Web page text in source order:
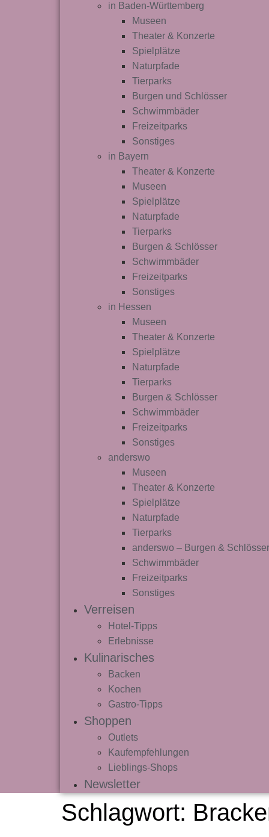
in Baden-Württemberg
Museen
Theater & Konzerte
Spielplätze
Naturpfade
Tierparks
Burgen und Schlösser
Schwimmbäder
Freizeitparks
Sonstiges
in Bayern
Theater & Konzerte
Museen
Spielplätze
Naturpfade
Tierparks
Burgen & Schlösser
Schwimmbäder
Freizeitparks
Sonstiges
in Hessen
Museen
Theater & Konzerte
Spielplätze
Naturpfade
Tierparks
Burgen & Schlösser
Schwimmbäder
Freizeitparks
Sonstiges
anderswo
Museen
Theater & Konzerte
Spielplätze
Naturpfade
Tierparks
anderswo – Burgen & Schlösser
Schwimmbäder
Freizeitparks
Sonstiges
Verreisen
Hotel-Tipps
Erlebnisse
Kulinarisches
Backen
Kochen
Gastro-Tipps
Shoppen
Outlets
Kaufempfehlungen
Lieblings-Shops
Newsletter
Schlagwort: